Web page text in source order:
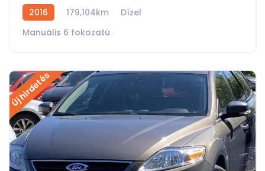
2016 179,104km
Dízel
Manuális 6 fokozatú
Új hirdetés